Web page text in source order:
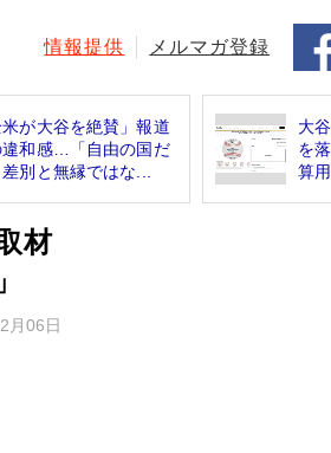
情報提供 メルマガ登録
米が大谷を絶賛」報道
違和感…「自由の国だ
別と無縁ではな...
大
を
算
材
月06日